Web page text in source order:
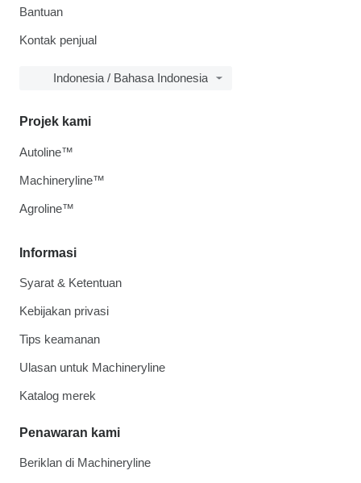
Bantuan
Kontak penjual
Indonesia / Bahasa Indonesia
Informasi
Syarat & Ketentuan
Kebijakan privasi
Tips keamanan
Ulasan untuk Machineryline
Katalog merek
Penawaran kami
Beriklan di Machineryline
Projek kami
Autoline™
Machineryline™
Agroline™